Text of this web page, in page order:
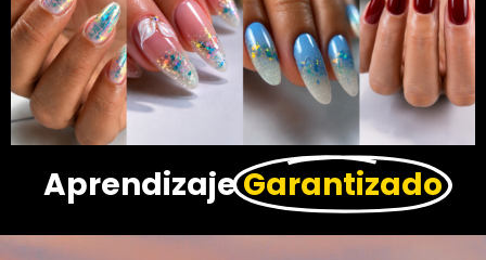
AprendizajeGarantizado